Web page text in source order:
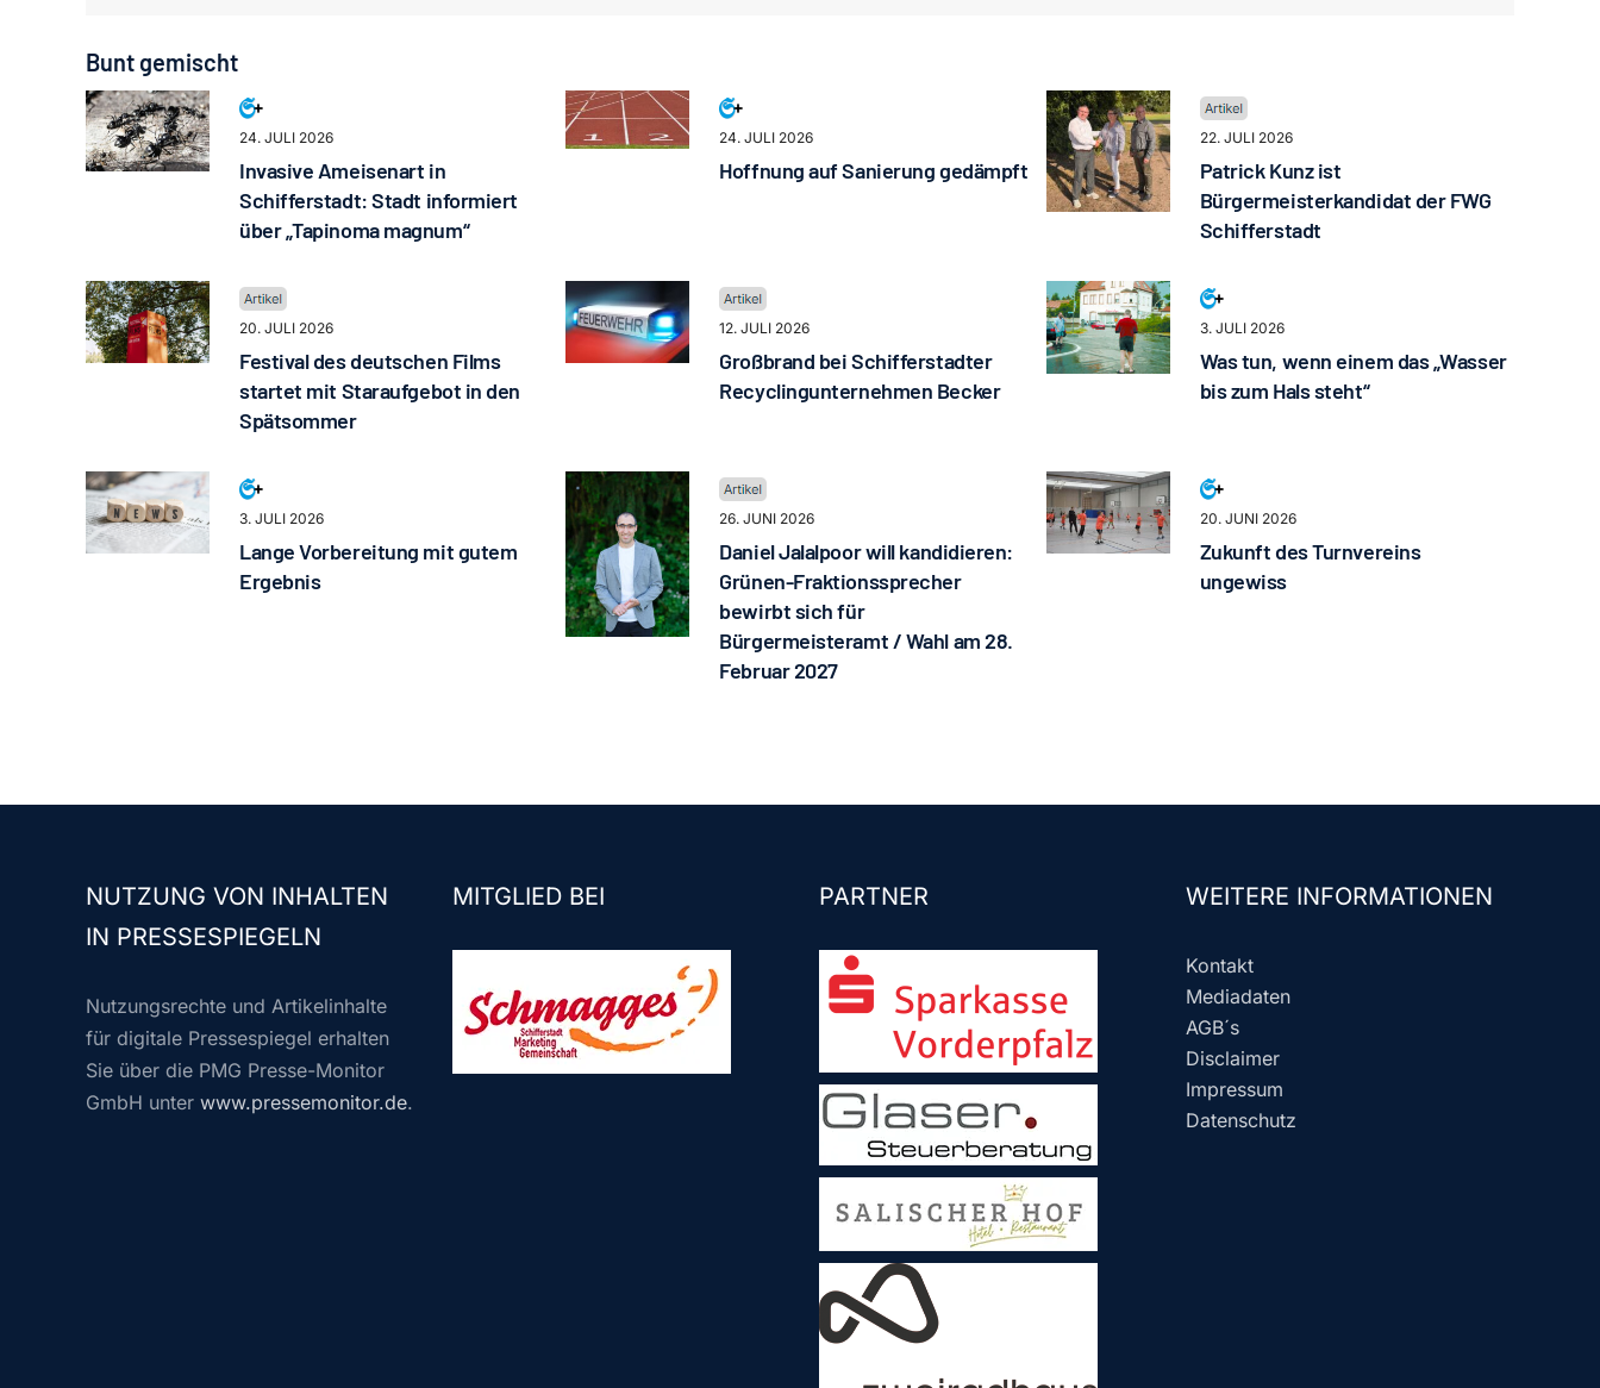
Bunt gemischt
24. JULI 2026
Invasive Ameisenart in
Schifferstadt: Stadt informiert
über „Tapinoma magnum“
24. JULI 2026
Hoffnung auf Sanierung gedämpft
22. JULI 2026
Patrick Kunz ist
Bürgermeisterkandidat der FWG
Schifferstadt
20. JULI 2026
Festival des deutschen Films
startet mit Staraufgebot in den
Spätsommer
12. JULI 2026
Großbrand bei Schifferstadter
Recyclingunternehmen Becker
3. JULI 2026
Was tun, wenn einem das „Wasser
bis zum Hals steht“
3. JULI 2026
Lange Vorbereitung mit gutem
Ergebnis
26. JUNI 2026
Daniel Jalalpoor will kandidieren:
Grünen-Fraktionssprecher
bewirbt sich für
Bürgermeisteramt / Wahl am 28.
Februar 2027
20. JUNI 2026
Zukunft des Turnvereins
ungewiss
NUTZUNG VON INHALTEN
IN PRESSESPIEGELN
Nutzungsrechte und Artikelinhalte
für digitale Pressespiegel erhalten
Sie über die PMG Presse-Monitor
GmbH unter www.pressemonitor.de.
MITGLIED BEI PARTNER WEITERE INFORMATIONEN
Kontakt
Mediadaten
AGB´s
Disclaimer
Impressum
Datenschutz